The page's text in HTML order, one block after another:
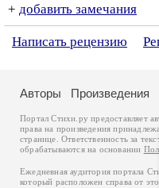
+ добавить замечания
Написать рецензию
Авторы Произведения
Портал Стихи.ру предоставляет
права на произведения
странице. Ответственность за
обрабатываются на основании
Ежедневная аудитория портала
который расположен справа от